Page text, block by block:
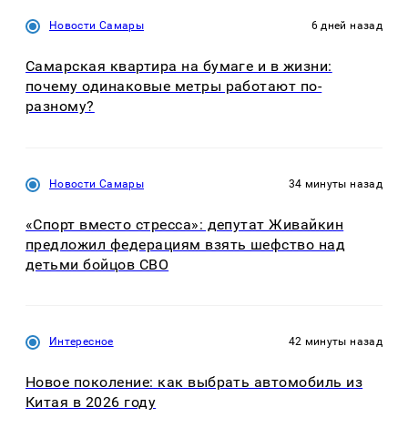
Новости Самары 6 дней назад
Самарская квартира на бумаге и в жизни:
почему одинаковые метры работают по-
разному?
Новости Самары 34 минуты назад
«Спорт вместо стресса»: депутат Живайкин
предложил федерациям взять шефство над
детьми бойцов СВО
Интересное 42 минуты назад
Новое поколение: как выбрать автомобиль из
Китая в 2026 году